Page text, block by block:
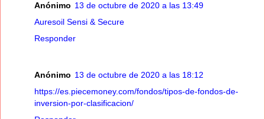
Anónimo 13 de octubre de 2020 a las 13:49
Auresoil Sensi & Secure
Responder
Anónimo 13 de octubre de 2020 a las 18:12
https://es.piecemoney.com/fondos/tipos-de-fondos-de-
inversion-por-clasificacion/